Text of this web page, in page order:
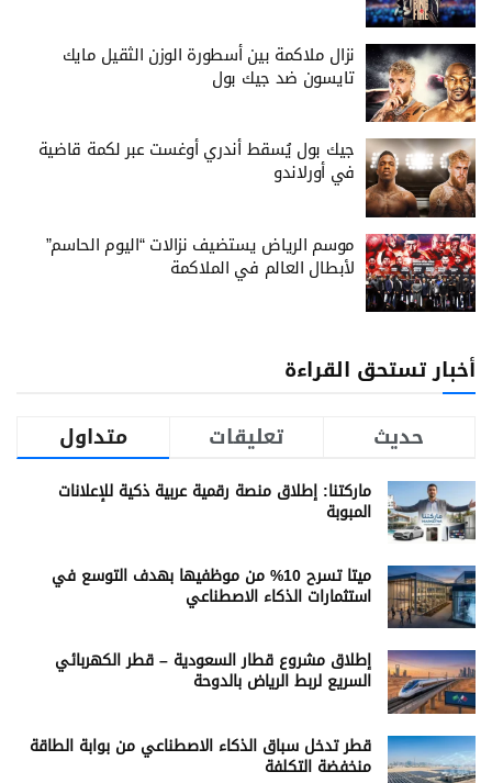
نزال ملاكمة بين أسطورة الوزن الثقيل مايك
تايسون ضد جيك بول
جيك بول يُسقط أندري أوغست عبر لكمة قاضية
في أورلاندو
موسم الرياض يستضيف نزالات “اليوم الحاسم”
لأبطال العالم في الملاكمة
أخبار تستحق القراءة
متداول
تعليقات حديث
ماركتنا: إطلاق منصة رقمية عربية ذكية للإعلانات
المبوبة
ميتا تسرح 10% من موظفيها بهدف التوسع في
استثمارات الذكاء الاصطناعي
إطلاق مشروع قطار السعودية – قطر الكهربائي
السريع لربط الرياض بالدوحة
قطر تدخل سباق الذكاء الاصطناعي من بوابة الطاقة
منخفضة التكلفة